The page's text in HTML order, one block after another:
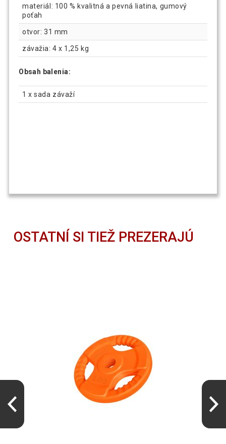
materiál: 100 % kvalitná a pevná liatina, gumový
poťah
otvor: 31 mm
závažia: 4 x 1,25 kg
Obsah balenia:
1 x sada závaží
OSTATNÍ SI TIEŽ PREZERAJÚ